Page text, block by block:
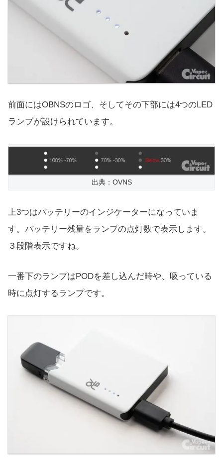
前面にはOBNSのロゴ、そしてその下部には4つのLED
ランプが設けられています。
出典：OVNS
上3つはバッテリーのインジケーターになっていま
す。バッテリー残量をランプの点灯数で表示します。
３段階表示ですね。
一番下のランプはPODを差し込んだ時や、吸っている
時に点灯するランプです。